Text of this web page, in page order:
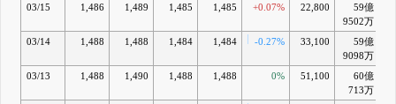
03/15 1,486 1,489 1,485 1,485 +0.07% 22,800
59億
9502万
03/14 1,488 1,488 1,484 1,484 -0.27% 33,100
59億
9098万
03/13 1,488 1,490 1,488 1,488 0% 51,100
60億
713万